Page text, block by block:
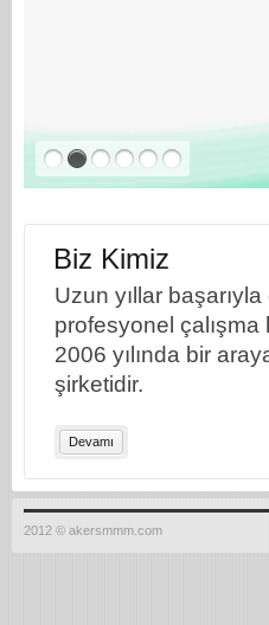
Biz Kimiz
Uzun yıllar
profesyonel çalışma
2006 yılında bir
şirketidir.
Devamı
2012 © akersmmm.com